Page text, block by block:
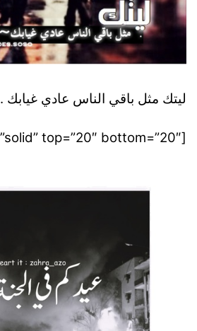
ليتك مثل باقي الناس عادي غيابك .
[divider style=”solid” top=”20″ bottom=”20″]